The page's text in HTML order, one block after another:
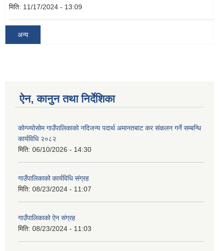
मिति: 11/17/2024 - 13:09
अन्य
ऐन, कानुन तथा निर्देशिका
कोन्ज्योसोम गाउँपालिकाको नदिजन्य पदार्थ अमानतबाट कर संकलन गर्ने सम्बन्धि
कार्यविधि २०८२
मिति: 06/10/2026 - 14:30
गाउँपालिकाको कार्यविधि संग्रह
मिति: 08/23/2024 - 11:07
गाउँपालिकाको ऐन संग्रह
मिति: 08/23/2024 - 11:03